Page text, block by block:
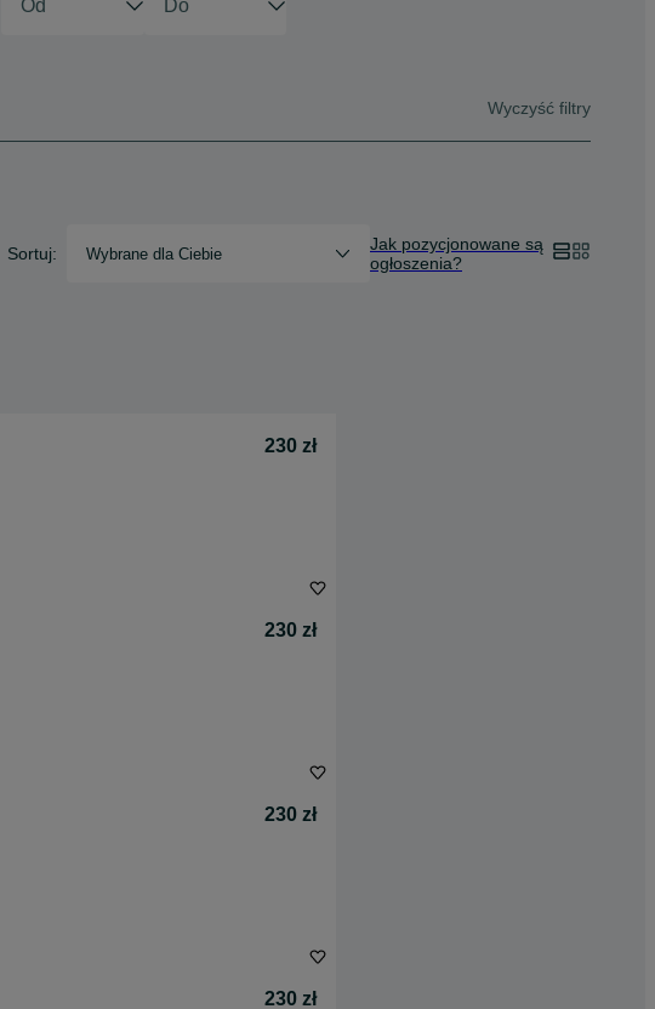
Wyczyść filtry
Sortuj: Wybrane dla Ciebie
Jak pozycjonowane są
ogłoszenia?
230 zł
230 zł
230 zł
230 zł